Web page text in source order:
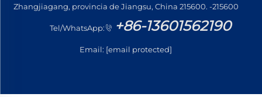
Zhangjiagang, provincia de Jiangsu, China 215600. -215600
Tel/WhatsApp: +86-13601562190
Email: [email protected]